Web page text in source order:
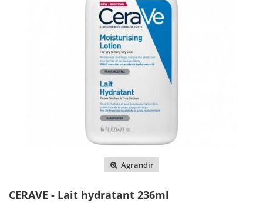
Agrandir
CERAVE - Lait hydratant 236ml